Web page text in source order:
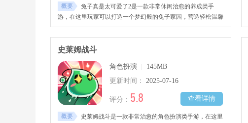
概要
兔子真是太可爱了2是一款非常休闲治愈的养成类手
游，在这里玩家可以打造一个梦幻般的兔子家园，营造轻松温馨
的家园氛围，去喂养更多可爱的小兔子。
史莱姆战斗
角色扮演
145MB
更新时间：
2025-07-16
查看详情
评分： 5.8
概要
史莱姆战斗是一款非常治愈的角色扮演类手游，在这里